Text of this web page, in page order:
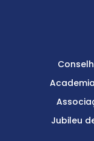
Jubileu